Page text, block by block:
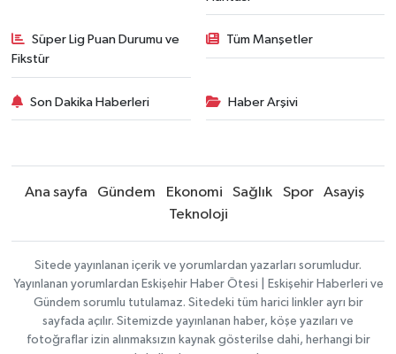
Süper Lig Puan Durumu ve
Fikstür
Tüm Manşetler
Son Dakika Haberleri Haber Arşivi
Ana sayfa Gündem Ekonomi Sağlık Spor
Asayiş
Teknoloji
Sitede yayınlanan içerik ve yorumlardan yazarları sorumludur.
Yayınlanan yorumlardan Eskişehir Haber Ötesi | Eskişehir Haberleri ve
Gündem sorumlu tutulamaz. Sitedeki tüm harici linkler ayrı bir
sayfada açılır. Sitemizde yayınlanan haber, köşe yazıları ve
fotoğraflar izin alınmaksızın kaynak gösterilse dahi, herhangi bir